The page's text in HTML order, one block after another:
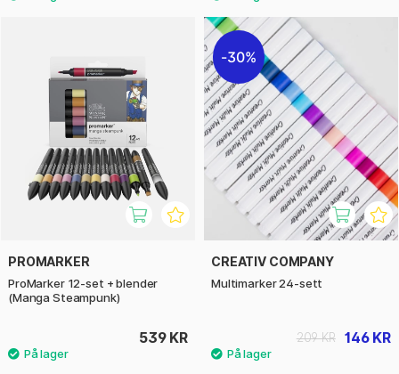
PROMARKER
ProMarker 12-set + blender
(Manga Steampunk)
539 KR
30%
CREATIV COMPANY
Multimarker 24-sett
146 KR
209 KR